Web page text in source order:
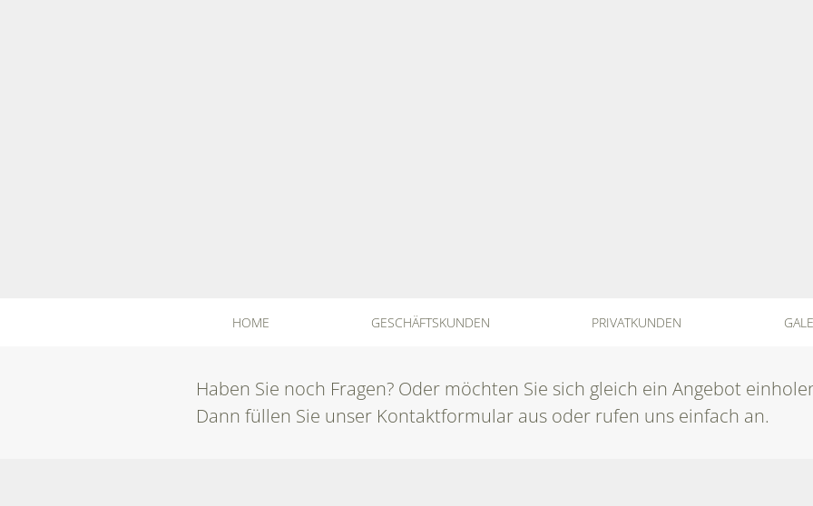
HOME GESCHÄFTSKUNDEN PRIVATKUNDEN
Haben Sie noch Fragen? Oder möchten Sie sich gleich ein Angebot
Dann füllen Sie unser Kontaktformular aus oder rufen uns einfach an.